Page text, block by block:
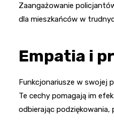
Zaangażowanie
dla mieszkańców w
Empatia i
Funkcjonariusze w swojej
Te cechy pomagają im
odbierając